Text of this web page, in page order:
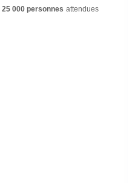
25 000 personnes attendues